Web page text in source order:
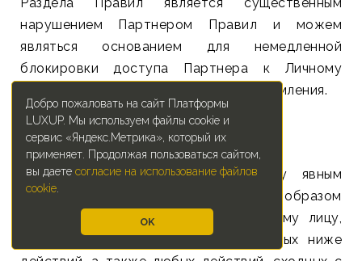
Добро пожаловать на сайт Платформы
LUXUP. Мы используем файлы cookie и
сервис «Яндекс.Метрика», который их
применяет. Продолжая пользоваться сайтом,
вы даете согласие на использование файлов
cookie.
OK
нарушением Партнером Правил и можем
являться основанием для немедленной
блокировки доступа Партнера к Личному
кабинету без предварительного уведомления.
7. ОГРАНИЧЕНИЯ.
7.1 Партнер соглашается, что ему явным
образом запрещено, а также явным образом
запрещено позволять любому третьему лицу,
осуществлять любые из перечисленных ниже